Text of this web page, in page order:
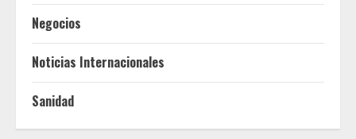
Negocios
Noticias Internacionales
Sanidad